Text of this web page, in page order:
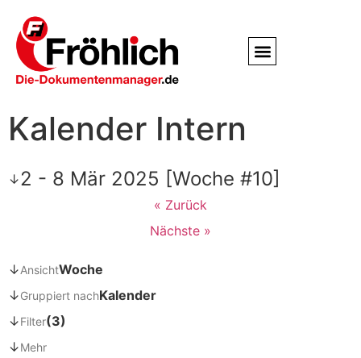
Kalender Intern
↓2 - 8 Mär 2025 [Woche #10]
« Zurück
Nächste »
↓AnsichtWoche
↓Gruppiert nachKalender
↓Filter(3)
↓Mehr